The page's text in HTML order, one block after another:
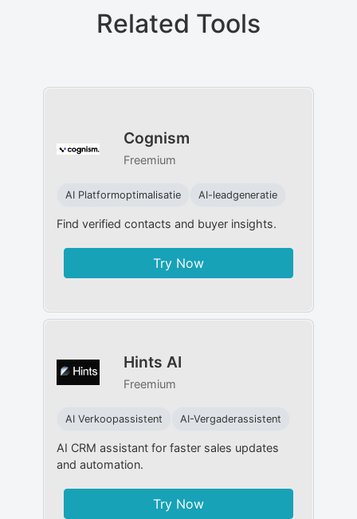
Related Tools
Cognism
Freemium
AI Platformoptimalisatie AI-leadgeneratie
Find verified contacts and buyer insights.
Try Now
Hints AI
Freemium
AI Verkoopassistent AI-Vergaderassistent
AI CRM assistant for faster sales updates
and automation.
Try Now